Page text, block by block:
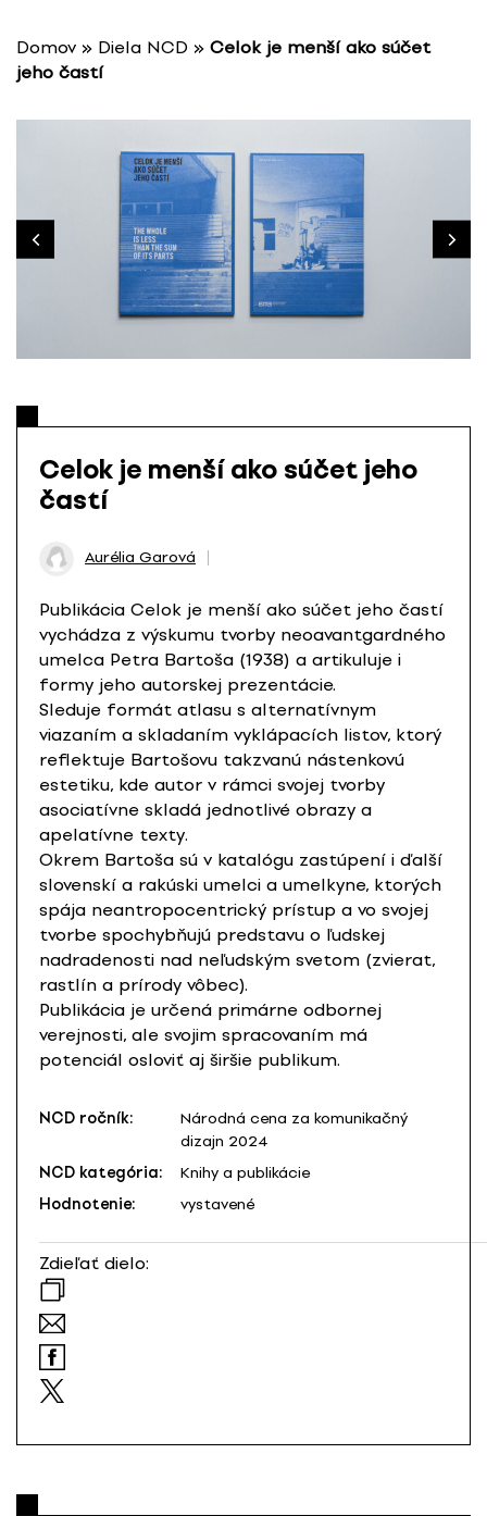
Domov » Diela NCD » Celok je menší ako súčet
jeho častí
Celok je menší ako súčet jeho
častí
Aurélia Garová
Publikácia Celok je menší ako súčet jeho častí
vychádza z výskumu tvorby neoavantgardného
umelca Petra Bartoša (1938) a artikuluje i
formy jeho autorskej prezentácie.
Sleduje formát atlasu s alternatívnym
viazaním a skladaním vyklápacích listov, ktorý
reflektuje Bartošovu takzvanú nástenkovú
estetiku, kde autor v rámci svojej tvorby
asociatívne skladá jednotlivé obrazy a
apelatívne texty.
Okrem Bartoša sú v katalógu zastúpení i ďalší
slovenskí a rakúski umelci a umelkyne, ktorých
spája neantropocentrický prístup a vo svojej
tvorbe spochybňujú predstavu o ľudskej
nadradenosti nad neľudským svetom (zvierat,
rastlín a prírody vôbec).
Publikácia je určená primárne odbornej
verejnosti, ale svojim spracovaním má
potenciál osloviť aj širšie publikum.
NCD ročník:
Národná cena za komunikačný
dizajn 2024
NCD kategória:
Knihy a publikácie
Hodnotenie:
vystavené
Zdieľať dielo: